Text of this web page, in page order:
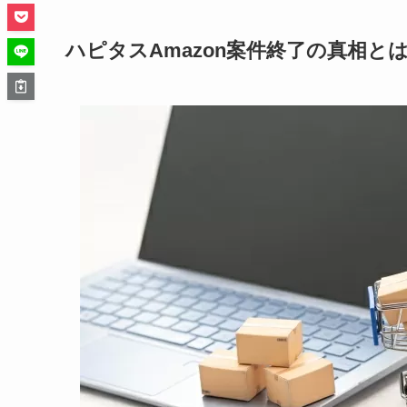
ハピタスAmazon案件終了の真相と